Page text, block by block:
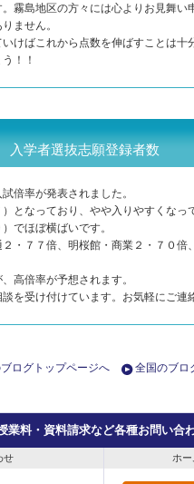
霧島地区の方々には心よりお見舞い
ません。
けばこれから点数を伸ばすことは十
！！
学者選抜志願登録者数
倍率が発表されました。
となっており、やや入りやすくなっ
でほぼ横ばいです。
・７７倍、明桜館・商業２・７０
高倍率が予想されます。
を受け付けています。お気軽にご連
ログトップページへ 全国のブロ
業料・資料請求など各種お問い合
せ ホ